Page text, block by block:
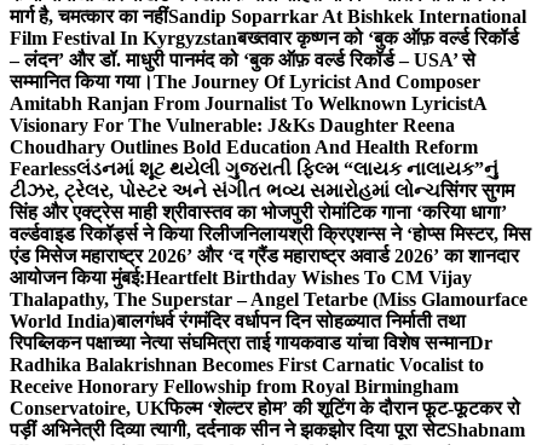
मार्ग है, चमत्कार का नहींSandip Soparrkar At Bishkek International
Film Festival In Kyrgyzstanबख्तवार कृष्णन को ‘बुक ऑफ़ वर्ल्ड रिकॉर्ड
– लंदन’ और डॉ. माधुरी पानमंद को ‘बुक ऑफ़ वर्ल्ड रिकॉर्ड – USA’ से
सम्मानित किया गया।The Journey Of Lyricist And Composer
Amitabh Ranjan From Journalist To Welknown LyricistA
Visionary For The Vulnerable: J&Ks Daughter Reena
Choudhary Outlines Bold Education And Health Reform
Fearlessલંડનમાં શૂટ થયેલી ગુજરાતી ફિલ્મ “લાયક નાલાયક”નું
ટીઝર, ટ્રેલર, પોસ્ટર અને સંગીત ભવ્ય સમારોહમાં લોન્ચसिंगर सुगम
सिंह और एक्ट्रेस माही श्रीवास्तव का भोजपुरी रोमांटिक गाना ‘करिया धागा’
वर्ल्डवाइड रिकॉर्ड्स ने किया रिलीजनिलायश्री क्रिएशन्स ने ‘होप्स मिस्टर, मिस
एंड मिसेज महाराष्ट्र 2026’ और ‘द ग्रैंड महाराष्ट्र अवार्ड 2026’ का शानदार
आयोजन किया मुंबई:Heartfelt Birthday Wishes To CM Vijay
Thalapathy, The Superstar – Angel Tetarbe (Miss Glamourface
World India)बालगंधर्व रंगमंदिर वर्धापन दिन सोहळ्यात निर्माती तथा
रिपब्लिकन पक्षाच्या नेत्या संघमित्रा ताई गायकवाड यांचा विशेष सन्मानDr
Radhika Balakrishnan Becomes First Carnatic Vocalist to
Receive Honorary Fellowship from Royal Birmingham
Conservatoire, UKफिल्म ‘शेल्टर होम’ की शूटिंग के दौरान फूट-फूटकर रो
पड़ीं अभिनेत्री दिव्या त्यागी, दर्दनाक सीन ने झकझोर दिया पूरा सेटShabnam